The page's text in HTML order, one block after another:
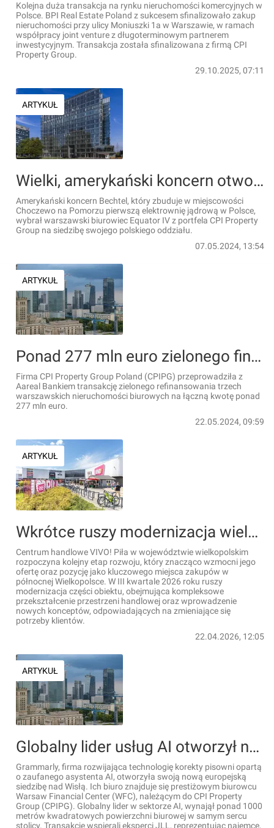
Kolejna duża transakcja na rynku nieruchomości komercyjnych w
Polsce. BPI Real Estate Poland z sukcesem sfinalizowało zakup
nieruchomości przy ulicy Moniuszki 1a w Warszawie, w ramach
współpracy joint venture z długoterminowym partnerem
inwestycyjnym. Transakcja została sfinalizowana z firmą CPI
Property Group.
29.10.2025, 07:11
ARTYKUŁ
Wielki, amerykański koncern otworzył nowe biuro w Warszawie
Amerykański koncern Bechtel, który zbuduje w miejscowości
Choczewo na Pomorzu pierwszą elektrownię jądrową w Polsce,
wybrał warszawski biurowiec Equator IV z portfela CPI Property
Group na siedzibę swojego polskiego oddziału.
07.05.2024, 13:54
ARTYKUŁ
Ponad 277 mln euro zielonego finansowania dla CPIPG na trzy biurowce w Warszawie
Firma CPI Property Group Poland (CPIPG) przeprowadziła z
Aareal Bankiem transakcję zielonego refinansowania trzech
warszawskich nieruchomości biurowych na łączną kwotę ponad
277 mln euro.
22.05.2024, 09:59
ARTYKUŁ
Wkrótce ruszy modernizacja wielkiego centrum handlowego VIVO! Piła
Centrum handlowe VIVO! Piła w województwie wielkopolskim
rozpoczyna kolejny etap rozwoju, który znacząco wzmocni jego
ofertę oraz pozycję jako kluczowego miejsca zakupów w
północnej Wielkopolsce. W III kwartale 2026 roku ruszy
modernizacja części obiektu, obejmująca kompleksowe
przekształcenie przestrzeni handlowej oraz wprowadzenie
nowych konceptów, odpowiadających na zmieniające się
potrzeby klientów.
22.04.2026, 12:05
ARTYKUŁ
Globalny lider usług AI otworzył nowe biuro w Warszawie
Grammarly, firma rozwijająca technologię korekty pisowni opartą
o zaufanego asystenta AI, otworzyła swoją nową europejską
siedzibę nad Wisłą. Ich biuro znajduje się prestiżowym biurowcu
Warsaw Financial Center (WFC), należącym do CPI Property
Group (CPIPG). Globalny lider w sektorze AI, wynajął ponad 1000
metrów kwadratowych powierzchni biurowej w samym sercu
stolicy. Transakcję wspierali eksperci JLL, reprezentując najemcę,